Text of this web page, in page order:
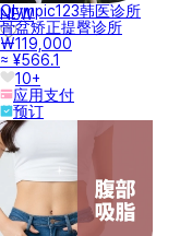
NEW
Olympic123韩医诊所
骨盆矫正提臀诊所
₩119,000
≈ ¥566.1
10+
应用支付
预订